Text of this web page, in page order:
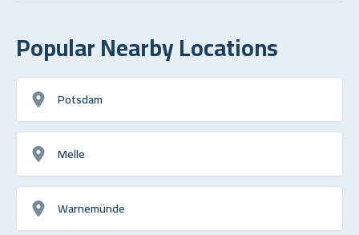
Popular Nearby Locations
Potsdam
Melle
Warnemünde